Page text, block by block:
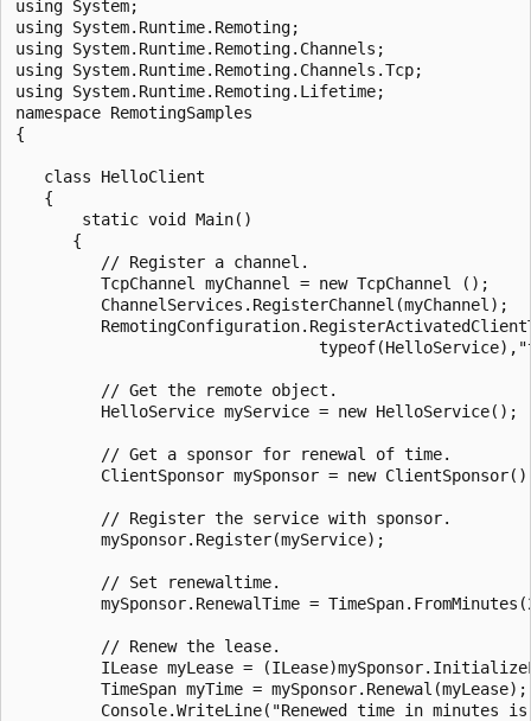
using System;
using System.Runtime.Remoting;
using System.Runtime.Remoting.Channels;
using System.Runtime.Remoting.Channels.Tcp;
using System.Runtime.Remoting.Lifetime;
namespace RemotingSamples
{
   class HelloClient
   {
       static void Main()
      {
         // Register a channel.
         TcpChannel myChannel = new TcpChannel ();
         ChannelServices.RegisterChannel(myChannel);
         // Get the remote object.
         HelloService myService = new HelloService();
         // Get a sponsor for renewal of time.
ClientSponsor mySponsor = new
         // Register the service with sponsor.
         mySponsor.Register(myService);
         // Set renewaltime.
mySponsor.RenewalTime =
         // Renew the lease.
ILease myLease =
         TimeSpan myTime = mySponsor.Renewal(myLease);
Console.WriteLine("Renewed time in minutes